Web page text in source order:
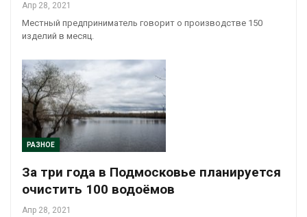
Апр 28, 2021
Местный предприниматель говорит о производстве 150
изделий в месяц.
РАЗНОЕ
За три года в Подмосковье планируется
очистить 100 водоёмов
Апр 28, 2021